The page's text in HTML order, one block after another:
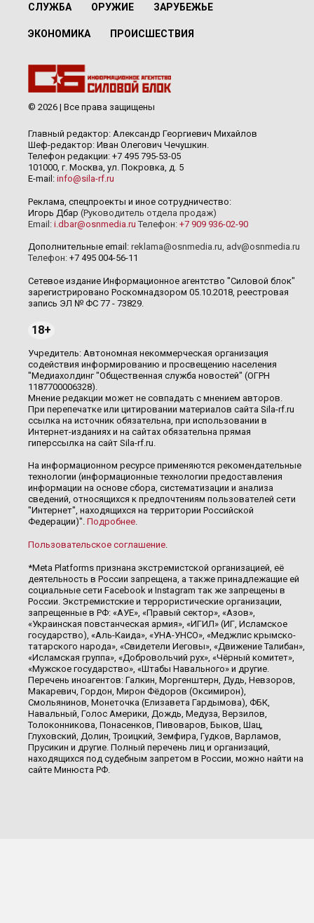
СЛУЖБА ОРУЖИЕ ЗАРУБЕЖЬЕ
ЭКОНОМИКА ПРОИСШЕСТВИЯ
© 2026 | Все права защищены
Главный редактор: Александр Георгиевич Михайлов
Шеф-редактор: Иван Олегович Чечушкин.
Телефон редакции: +7 495 795-53-05
101000, г. Москва, ул. Покровка, д. 5
E-mail: info@sila-rf.ru
Реклама, спецпроекты и иное сотрудничество:
Игорь Дбар (Руководитель отдела продаж)
Email: i.dbar@osnmedia.ru Телефон: +7 909 936-02-90
Дополнительные email: reklama@osnmedia.ru, adv@osnmedia.ru
Телефон: +7 495 004-56-11
Сетевое издание Информационное агентство "Силовой блок"
зарегистрировано Роскомнадзором 05.10.2018, реестровая
запись ЭЛ № ФС 77 - 73829.
18+
Учредитель: Автономная некоммерческая организация
содействия информированию и просвещению населения
"Медиахолдинг "Общественная служба новостей" (ОГРН
1187700006328).
Мнение редакции может не совпадать с мнением авторов.
При перепечатке или цитировании материалов сайта Sila-rf.ru
ссылка на источник обязательна, при использовании в
Интернет-изданиях и на сайтах обязательна прямая
гиперссылка на сайт Sila-rf.ru.
На информационном ресурсе применяются рекомендательные
технологии (информационные технологии предоставления
информации на основе сбора, систематизации и анализа
сведений, относящихся к предпочтениям пользователей сети
"Интернет", находящихся на территории Российской
Федерации)". Подробнее.
Пользовательское соглашение.
*Meta Platforms признана экстремистской организацией, её
деятельность в России запрещена, а также принадлежащие ей
социальные сети Facebook и Instagram так же запрещены в
России. Экстремистские и террористические организации,
запрещенные в РФ: «АУЕ», «Правый сектор», «Азов»,
«Украинская повстанческая армия», «ИГИЛ» (ИГ, Исламское
государство), «Аль-Каида», «УНА-УНСО», «Меджлис крымско-
татарского народа», «Свидетели Иеговы», «Движение Талибан»,
«Исламская группа», «Добровольчий рух», «Чёрный комитет»,
«Мужское государство», «Штабы Навального» и другие.
Перечень иноагентов: Галкин, Моргенштерн, Дудь, Невзоров,
Макаревич, Гордон, Мирон Фёдоров (Оксимирон),
Смольянинов, Монеточка (Елизавета Гардымова), ФБК,
Навальный, Голос Америки, Дождь, Медуза, Верзилов,
Толоконникова, Понасенков, Пивоваров, Быков, Шац,
Глуховский, Долин, Троицкий, Земфира, Гудков, Варламов,
Прусикин и другие. Полный перечень лиц и организаций,
находящихся под судебным запретом в России, можно найти на
сайте Минюста РФ.